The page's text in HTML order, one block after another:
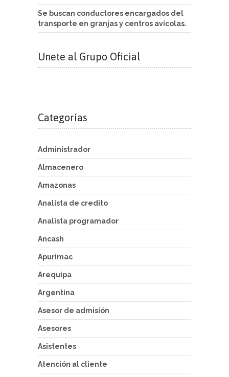
Se buscan conductores encargados del
transporte en granjas y centros avícolas.
Unete al Grupo Oficial
Categorías
Administrador
Almacenero
Amazonas
Analista de credito
Analista programador
Ancash
Apurimac
Arequipa
Argentina
Asesor de admisión
Asesores
Asistentes
Atención al cliente